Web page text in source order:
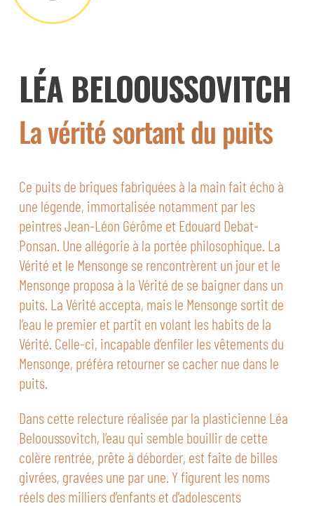
LÉA BELOOUSSOVITCH
La vérité sortant du puits
Ce puits de briques fabriquées à la main fait écho à
une légende, immortalisée notamment par les
peintres Jean-Léon Gérôme et Edouard Debat-
Ponsan. Une allégorie à la portée philosophique. La
Vérité et le Mensonge se rencontrèrent un jour et le
Mensonge proposa à la Vérité de se baigner dans un
puits. La Vérité accepta, mais le Mensonge sortit de
l’eau le premier et partit en volant les habits de la
Vérité. Celle-ci, incapable d’enfiler les vêtements du
Mensonge, préféra retourner se cacher nue dans le
puits.
Dans cette relecture réalisée par la plasticienne Léa
Belooussovitch, l’eau qui semble bouillir de cette
colère rentrée, prête à déborder, est faite de billes
givrées, gravées une par une. Y figurent les noms
réels des milliers d’enfants et d’adolescents